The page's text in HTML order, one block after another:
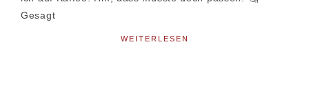
Gesagt
WEITERLESEN